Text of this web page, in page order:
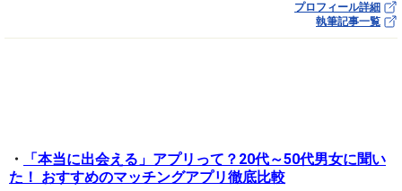
プロフィール詳細
執筆記事一覧
・
「本当に出会える」アプリって？20代～50代男女に聞い
た！ おすすめのマッチングアプリ徹底比較